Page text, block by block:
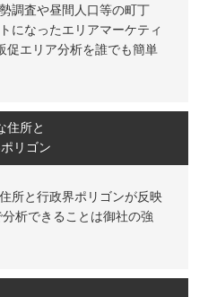
調査や昼間人口等の町丁
になったエリアマーケティ
促エリア分析を誰でも簡単
住所と
リゴン
所と行政界ポリゴンが反映
析できることは御社の強